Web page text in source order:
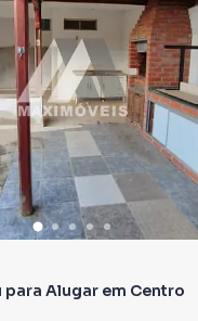
para Alugar em Centro